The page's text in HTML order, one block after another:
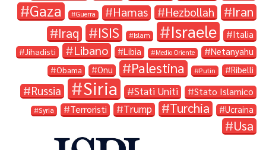
Gaza Guerra Hamas Hezbollah Iran
Iraq ISIS Islam Israele Italia
Jihadisti Libano Libia Medio Oriente Netanyahu
Obama Onu Palestina Putin Ribelli
Russia Siria Stati Uniti Stato Islamico
Syria Terroristi Trump Turchia Ucraina
Usa